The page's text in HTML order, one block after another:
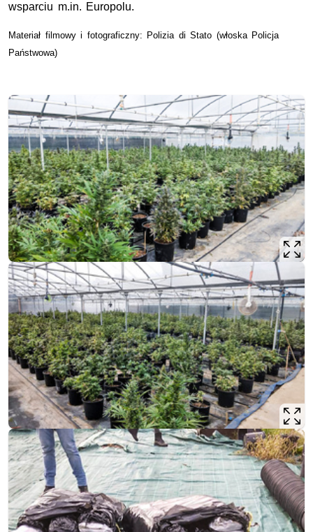
wsparciu m.in. Europolu.
Materiał filmowy i fotograficzny: Polizia di Stato (włoska Policja
Państwowa)